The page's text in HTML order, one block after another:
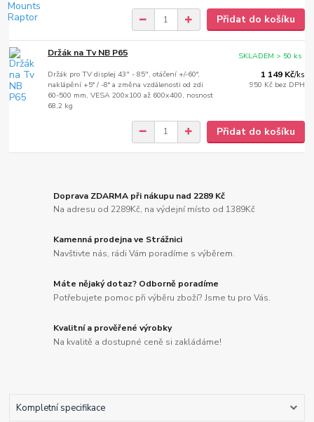
Přidat do košíku
Držák na Tv NB P65
Držák pro TV displej 43" - 85", otáčení +/-60°,
naklápění +5° / -8° a změna vzdálenosti od zdi
60-500 mm, VESA 200x100 až 600x400, nosnost
68,2 kg
1 149 Kč/ks
950 Kč bez DPH
SKLADEM > 50 ks
Přidat do košíku
Doprava ZDARMA při nákupu nad 2289 Kč
Na adresu od 2289Kč, na výdejní místo od 1389Kč
Kamenná prodejna ve Strážnici
Navštivte nás, rádi Vám poradíme s výběrem.
Máte nějaký dotaz? Odborně poradíme
Potřebujete pomoc při výběru zboží? Jsme tu pro Vás.
Kvalitní a prověřené výrobky
Na kvalitě a dostupné ceně si zakládáme!
Kompletní specifikace